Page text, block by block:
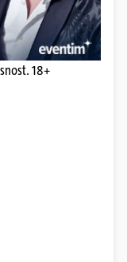
18+